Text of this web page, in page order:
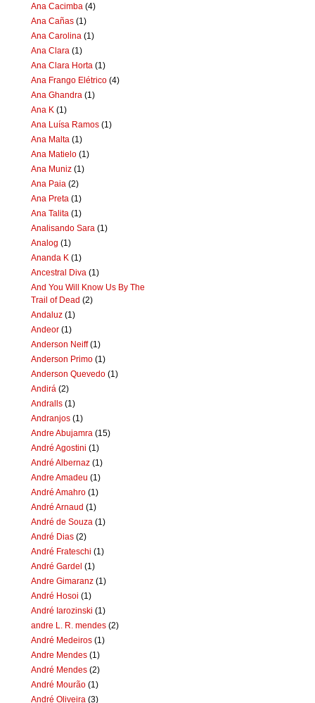
Ana Cacimba (4)
Ana Cañas (1)
Ana Carolina (1)
Ana Clara (1)
Ana Clara Horta (1)
Ana Frango Elétrico (4)
Ana Ghandra (1)
Ana K (1)
Ana Luísa Ramos (1)
Ana Malta (1)
Ana Matielo (1)
Ana Muniz (1)
Ana Paia (2)
Ana Preta (1)
Ana Talita (1)
Analisando Sara (1)
Analog (1)
Ananda K (1)
Ancestral Diva (1)
And You Will Know Us By The
Trail of Dead (2)
Andaluz (1)
Andeor (1)
Anderson Neiff (1)
Anderson Primo (1)
Anderson Quevedo (1)
Andirá (2)
Andralls (1)
Andranjos (1)
Andre Abujamra (15)
André Agostini (1)
André Albernaz (1)
Andre Amadeu (1)
André Amahro (1)
André Arnaud (1)
André de Souza (1)
André Dias (2)
André Frateschi (1)
André Gardel (1)
Andre Gimaranz (1)
André Hosoi (1)
André Iarozinski (1)
andre L. R. mendes (2)
André Medeiros (1)
Andre Mendes (1)
André Mendes (2)
André Mourão (1)
André Oliveira (3)